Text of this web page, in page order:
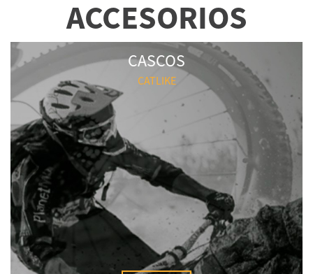
ACCESORIOS
CASCOS
CATLIKE